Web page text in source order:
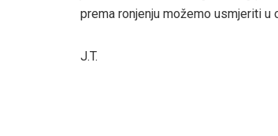
prema ronjenju možemo usmjeriti
J.T.